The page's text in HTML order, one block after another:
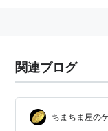
関連ブログ
ちまちま屋の